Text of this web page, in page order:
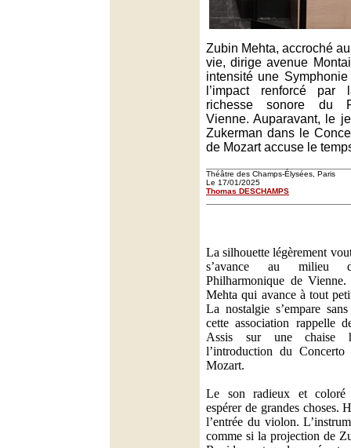
Zubin Mehta, accroché
vie, dirige avenue
intensité une
l’impact renforcé
richesse sonore du
Vienne. Auparavant, le
Zukerman dans le
de Mozart accuse le
Théâtre des Champs-Élysées, Paris
Le 17/01/2025
Thomas DESCHAMPS
La silhouette légèrement
s’avance au milieu
Philharmonique de
Mehta qui avance à tout
La nostalgie s’empare
cette association rappelle
Assis sur une chaise
l’introduction du
Mozart.
Le son radieux et coloré
espérer de grandes choses.
l’entrée du violon.
comme si la projection de